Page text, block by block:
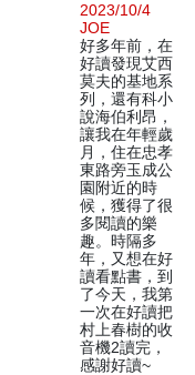
2023/10/4
JOE
好多年前，在
好讀發現艾西
莫夫的基地系
列，還有科小
說海伯利昂，
讓我在年輕歲
月，住在忠孝
東路旁玉成公
園附近的時
候，獲得了很
多閱讀的樂
趣。時隔多
年，又想在好
讀看點書，到
了今天，我第
一次在好讀把
村上春樹的收
音機2讀完，
感謝好讀~